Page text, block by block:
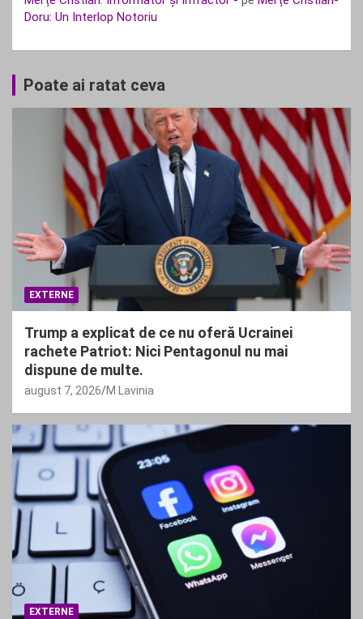
Doru: Un Interlop Notoriu
Poate ai ratat ceva
EXTERNE
Trump a explicat de ce nu oferă Ucrainei
rachete Patriot: Nici Pentagonul nu mai
dispune de multe.
august 7, 2026 M Lavinia
EXTERNE